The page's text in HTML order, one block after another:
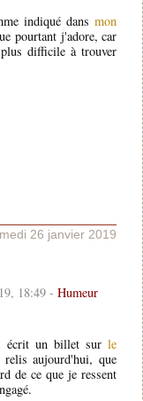
indiqué dansmon
pourtant j'adore, car
difficile à trouver
26 janvier 2019
18:49 - Humeur
écrit un billet surle
aujourd'hui, que
de ce que je ressent